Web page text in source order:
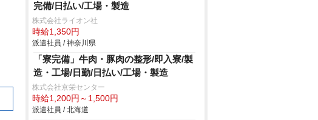
完備/日払い/工場・製造
株式会社ライオン社
時給1,350円
派遣社員 / 神奈川県
「寮完備」牛肉・豚肉の整形/即入寮/製
造・工場/日勤/日払い/工場・製造
株式会社京栄センター
時給1,200円～1,500円
派遣社員 / 北海道